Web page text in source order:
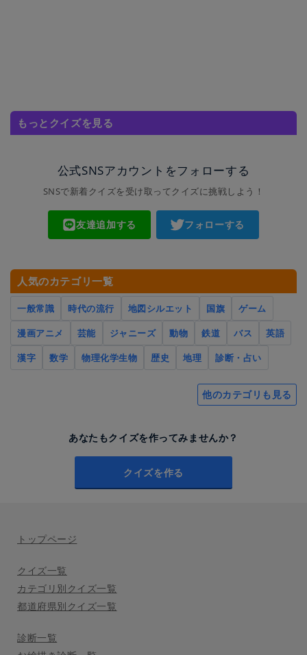
もっとクイズを見る
公式SNSアカウントをフォローする
SNSで新着クイズを受け取ってクイズに挑戦しよう！
友達追加する フォローする
人気のカテゴリ一覧
一般常識 時代の流行 地図シルエット 国旗
ゲーム
漫画アニメ
芸能 ジャニーズ 動物 鉄道 バス
英語
漢字
数学 物理化学生物 歴史 地理 診断・占い
他のカテゴリも見る
あなたもクイズを作ってみませんか？
クイズを作る
トップページ
クイズ一覧
カテゴリ別クイズ一覧
都道府県別クイズ一覧
診断一覧